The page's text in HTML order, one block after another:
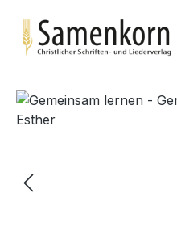
Bildergalerie überspringen